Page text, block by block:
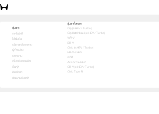
รุ่นรถ
เทคโนโลยี
โปรโมชัน
บริการหลังการขาย
ผู้จำหน่าย
บทความ
เกี่ยวกับฮอนด้า
อื่นๆ
ติดต่อเรา
ร่วมงานกับเรา
รุ่นรถทั้งหมด
City (e:HEV / Turbo)
City Hatchback (e:HEV / Turbo)
WR-V
BR-V
Civic (e:HEV / Turbo)
HR-V e:HEV
e:N1
Accord e:HEV
CR-V (e:HEV / Turbo)
Civic Type R
สัมผัสความสปอร์ต ด้วยตัวคุณเอง ทดลองขับเลย!
3 เลือกคันที่ใช่